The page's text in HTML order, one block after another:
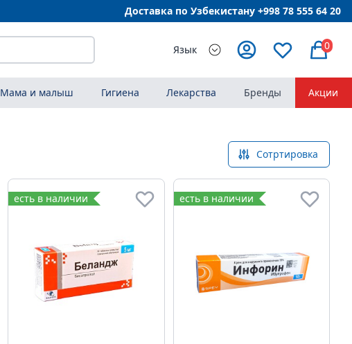
Доставка по Узбекистану +998 78 555 64 20
Язык 0
Мама и малыш Гигиена Лекарства Бренды Акции
Сотртировка
есть в наличии есть в наличии